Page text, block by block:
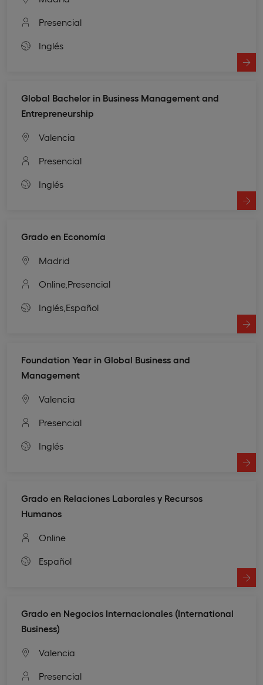
Presencial
Inglés
Global Bachelor in Business Management and
Entrepreneurship
Valencia
Presencial
Inglés
Grado en Economía
Madrid
Online, Presencial
Inglés, Español
Foundation Year in Global Business and
Management
Valencia
Presencial
Inglés
Grado en Relaciones Laborales y Recursos
Humanos
Online
Español
Grado en Negocios Internacionales (International
Business)
Valencia
Presencial